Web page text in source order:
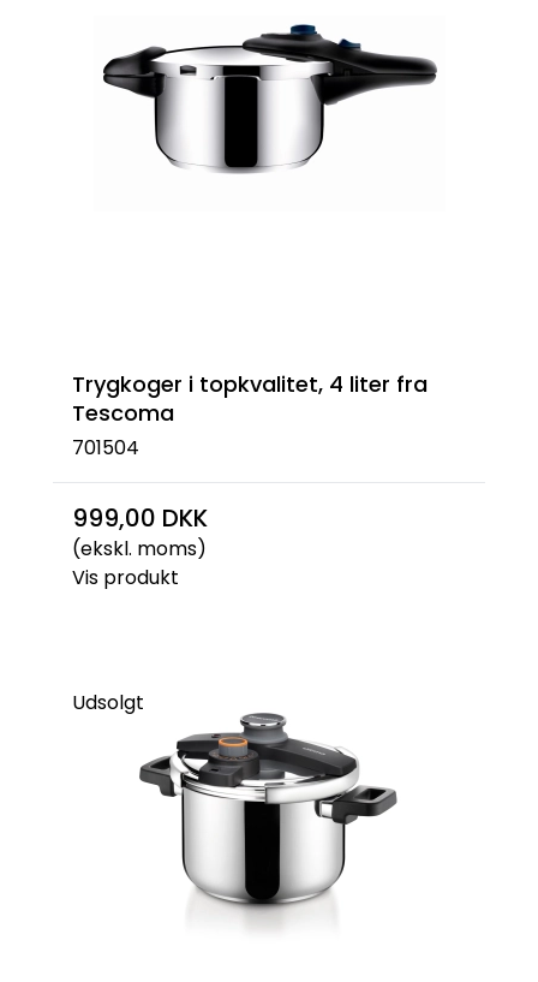
Trygkoger i topkvalitet, 4 liter fra
Tescoma
701504
999,00 DKK
(ekskl. moms)
Vis produkt
Udsolgt